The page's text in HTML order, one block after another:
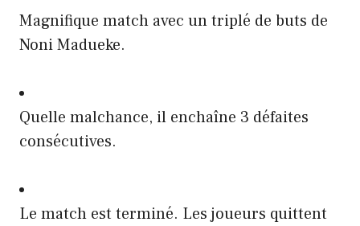
Magnifique match avec un triplé de buts de
Noni Madueke.
Quelle malchance, il enchaîne 3 défaites
consécutives.
Le match est terminé. Les joueurs quittent